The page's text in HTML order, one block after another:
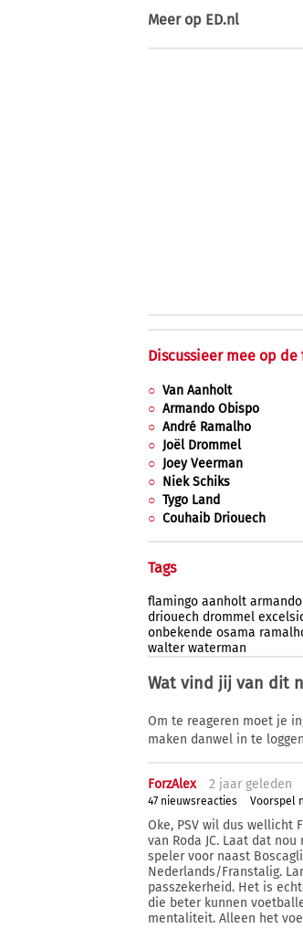
Meer op ED.nl
Discussieer mee op de
Van Aanholt
Armando Obispo
André Ramalho
Joël Drommel
Joey Veerman
Niek Schiks
Tygo Land
Couhaib Driouech
Tags
flamingo aanholt armando
driouech drommel
onbekende osama
walter waterman
Wat vind jij van dit
Om te reageren moet je
maken danwel in te
ForzAlex 2 jaar geleden
47 nieuwsreacties Voorspel
Oke, PSV wil dus wellicht
van Roda JC. Laat dat
speler voor naast
Nederlands/Franstalig.
passzekerheid. Het is
die beter kunnen
mentaliteit. Alleen het